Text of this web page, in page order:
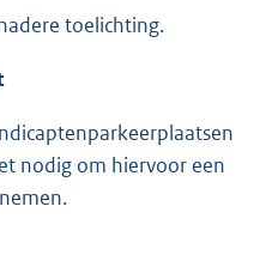
toelichting.
nodig om hiervoor een